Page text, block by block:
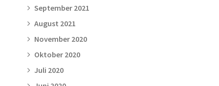
September 2021
August 2021
November 2020
Oktober 2020
Juli 2020